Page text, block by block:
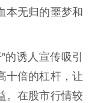
本无归的噩梦和
诱人宣传吸引
十倍的杠杆，让
。在股市行情较